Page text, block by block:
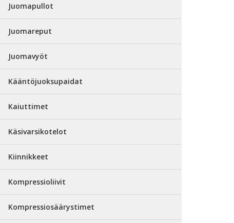
Juomapullot
Juomareput
Juomavyöt
Kääntöjuoksupaidat
Kaiuttimet
Käsivarsikotelot
Kiinnikkeet
Kompressioliivit
Kompressiosäärystimet